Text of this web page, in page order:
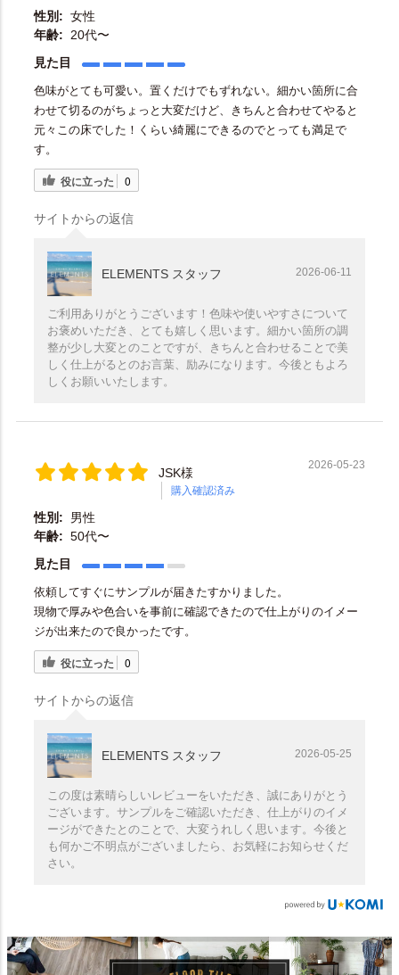
性別: 女性
年齢: 20代〜
見た目
色味がとても可愛い。置くだけでもずれない。細かい箇所に合
わせて切るのがちょっと大変だけど、きちんと合わせてやると
元々この床でした！くらい綺麗にできるのでとっても満足で
す。
役に立った 0
サイトからの返信
ELEMENTS スタッフ 2026-06-11
ご利用ありがとうございます！色味や使いやすさについて
お褒めいただき、とても嬉しく思います。細かい箇所の調
整が少し大変とのことですが、きちんと合わせることで美
しく仕上がるとのお言葉、励みになります。今後ともよろ
しくお願いいたします。
JSK様
購入確認済み
2026-05-23
性別:
男性
年齢: 50代〜
見た目
依頼してすぐにサンプルが届きたすかりました。
現物で厚みや色合いを事前に確認できたので仕上がりのイメー
ジが出来たので良かったです。
役に立った 0
サイトからの返信
ELEMENTS スタッフ 2026-05-25
この度は素晴らしいレビューをいただき、誠にありがとう
ございます。サンプルをご確認いただき、仕上がりのイメ
ージができたとのことで、大変うれしく思います。今後と
も何かご不明点がございましたら、お気軽にお知らせくだ
さい。